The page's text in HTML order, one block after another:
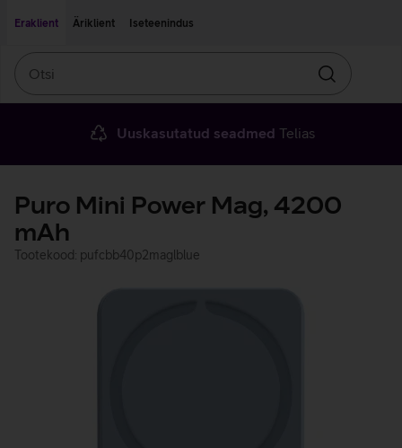
Eraklient
Äriklient Iseteenindus
Otsin
Uuskasutatud seadmed Telias
Puro Mini Power Mag, 4200
mAh
Tootekood: pufcbb40p2maglblue